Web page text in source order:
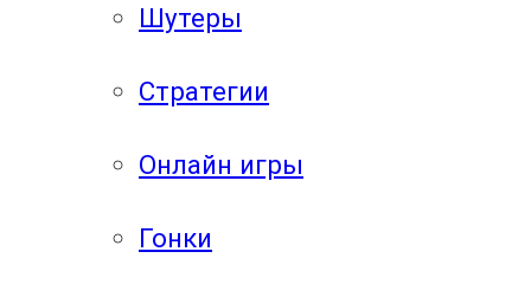
Шутеры
Стратегии
Онлайн игры
Гонки